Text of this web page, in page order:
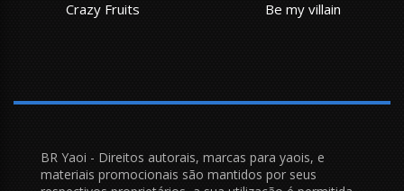
BR Yaoi - Direitos autorais, marcas para yaois, e
materiais promocionais são mantidos por seus